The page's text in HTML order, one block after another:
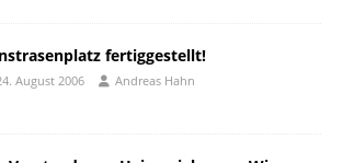
fertiggestellt!
August 2006 Andreas Hahn